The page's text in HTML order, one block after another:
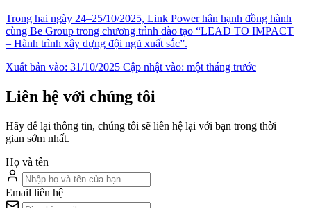
Trong hai ngày 24–25/10/2025, Link Power hân hạnh đồng hành
cùng Be Group trong chương trình đào tạo “LEAD TO IMPACT
– Hành trình xây dựng đội ngũ xuất sắc”.
Xuất bản vào: 31/10/2025 Cập nhật vào: một tháng trước
Liên hệ với chúng tôi
Hãy để lại thông tin, chúng tôi sẽ liên hệ lại với bạn trong thời
gian sớm nhất.
Họ và tên
Email liên hệ